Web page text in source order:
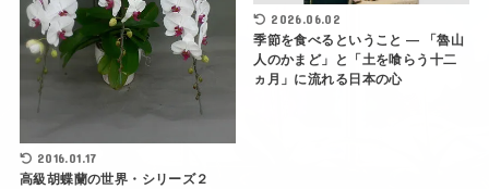
2016.01.17
高級胡蝶蘭の世界・シリーズ２
2026.06.02
季節を食べるということ ― 「魯山
人のかまど」と「土を喰らう十二
ヵ月」に流れる日本の心